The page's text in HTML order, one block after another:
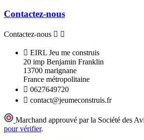
Contactez-nous
Contactez-nous  
 EIRL Jeu me construis
20 imp Benjamin Franklin
13700 marignane
France métropolitaine
 0627649720
 contact@jeumeconstruis.fr
Marchand approuvé par la Société des
pour vérifier.